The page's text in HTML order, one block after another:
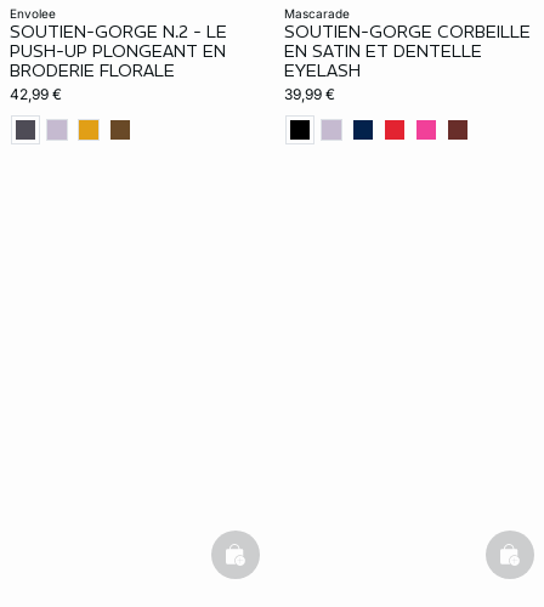
envolee
SOUTIEN-GORGE N.2 - LE
PUSH-UP PLONGEANT EN
BRODERIE FLORALE
42,99 €
mascarade
SOUTIEN-GORGE CORBEILLE
EN SATIN ET DENTELLE
EYELASH
39,99 €
basketfull